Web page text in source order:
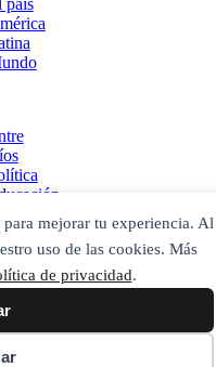
mejorar tu experiencia. Al
uso de las cookies. Más
de privacidad.
país
país
Buscar